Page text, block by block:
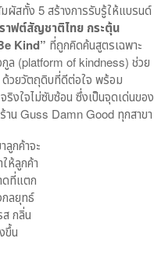
ผัสทั้ง 5 สร้างการรับรู้ให้แบรนด์
าฟต์สัญชาติไทย กระตุ้น
Kind” ที่ถูกคิดค้นสูตรเฉพาะ
ล (platform of kindness) ช่วย
ด้วยวัตถุดิบที่ดีต่อใจ พร้อม
งใจไม่ซับซ้อน ซึ่งเป็นจุดเด่นของ
าน Guss Damn Good ทุกสาขา
ลูกค้าจะ
ห้ลูกค้า
ดที่แตก
กลยุทธ์
กลิ่น
ขึ้น